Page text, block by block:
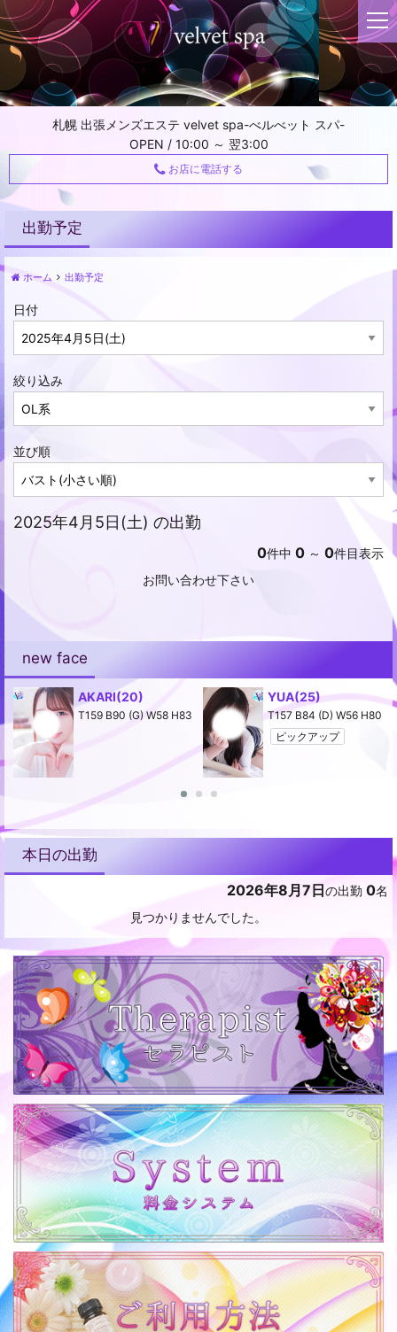
札幌 出張メンズエステ velvet spa-べルべット スパ-
OPEN / 10:00 ～ 翌3:00
お店に電話する
出勤予定
ホーム 出勤予定
日付
絞り込み
並び順
2025年4月5日(土) の出勤
0件中 0 ～ 0件目表示
お問い合わせ下さい
new face
AKARI(20)
T159 B90 (G) W58 H83
YUA(25)
T157 B84 (D) W56 H80
ピックアップ
本日の出勤
2026年8月7日の出勤 0名
見つかりませんでした。
t
o
g
g
l
a
i